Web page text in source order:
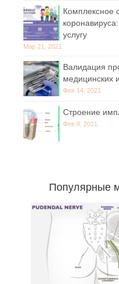
Комплексное
услугу
Мар 21, 2021
Валидация
медицинских
Фев 14, 2021
Строение
Фев 8, 2021
Популярные